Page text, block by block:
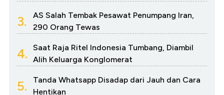
3.
AS Salah Tembak Pesawat Penumpang Iran,
290 Orang Tewas
4.
Saat Raja Ritel Indonesia Tumbang, Diambil
Alih Keluarga Konglomerat
5.
Tanda Whatsapp Disadap dari Jauh dan Cara
Hentikan